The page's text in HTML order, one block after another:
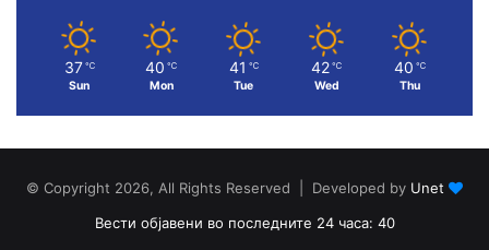
37 ℃
Sun
40 ℃
Mon
41 ℃
Tue
42 ℃
Wed
40 ℃
Thu
© Copyright 2026, All Rights Reserved | Developed by Unet
Вести објавени во последните 24 часа: 40